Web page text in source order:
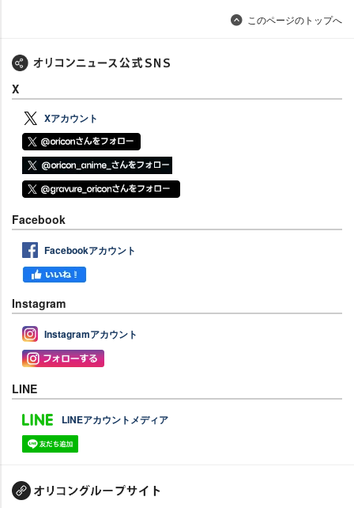
このページのトップへ
X
Xアカウント
Facebook
Facebookアカウント
Instagram
Instagramアカウント
LINE
LINEアカウントメディア